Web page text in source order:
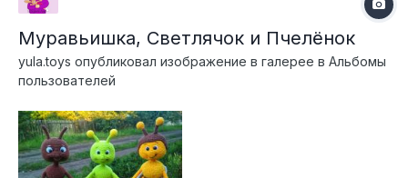
Муравьишка, Светлячок и Пчелёнок
yula.toys опубликовал изображение в галерее в Альбомы
пользователей